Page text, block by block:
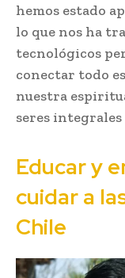
hemos estado
lo que nos ha
tecnológicos
conectar todo
nuestra
seres integrales
Educar y
cuidar a
Chile